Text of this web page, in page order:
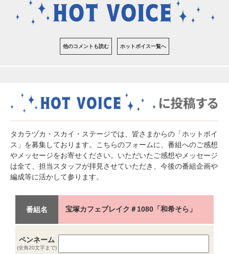
他のコメントも読む ホットボイス一覧へ
タカラヅカ・スカイ・ステージでは、皆さまからの「ホットボイ
ス」を募集しております。こちらのフォームに、番組へのご感想
やメッセージをお寄せください。いただいたご感想やメッセージ
は全て、担当スタッフが拝見させていただき、今後の番組企画や
編成等に活かして参ります。
番組名 宝塚カフェブレイク＃1080「和希そら」
ペンネーム
(全角20文字まで)